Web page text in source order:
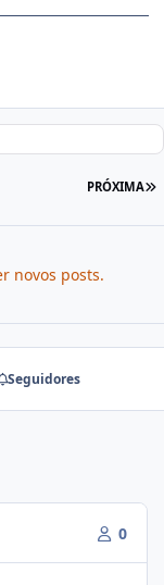
PRÓXIMA
novos posts.
Seguidores
0